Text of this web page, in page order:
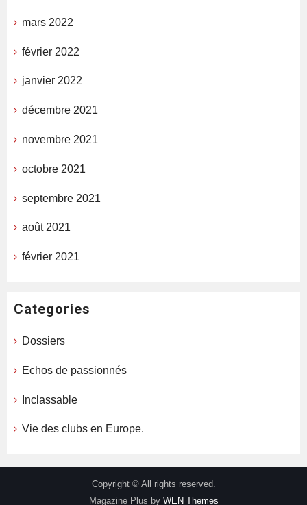
mars 2022
février 2022
janvier 2022
décembre 2021
novembre 2021
octobre 2021
septembre 2021
août 2021
février 2021
Categories
Dossiers
Echos de passionnés
Inclassable
Vie des clubs en Europe.
Copyright © All rights reserved.
Magazine Plus by WEN Themes